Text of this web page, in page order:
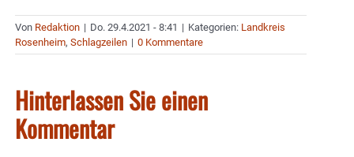
Von Redaktion | Do. 29.4.2021 - 8:41 | Kategorien: Landkreis
Rosenheim, Schlagzeilen | 0 Kommentare
Hinterlassen Sie einen
Kommentar